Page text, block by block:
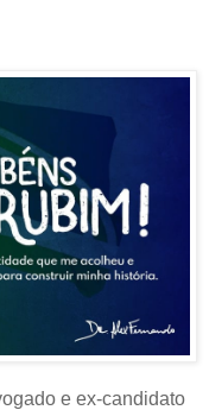
e ex-candidato